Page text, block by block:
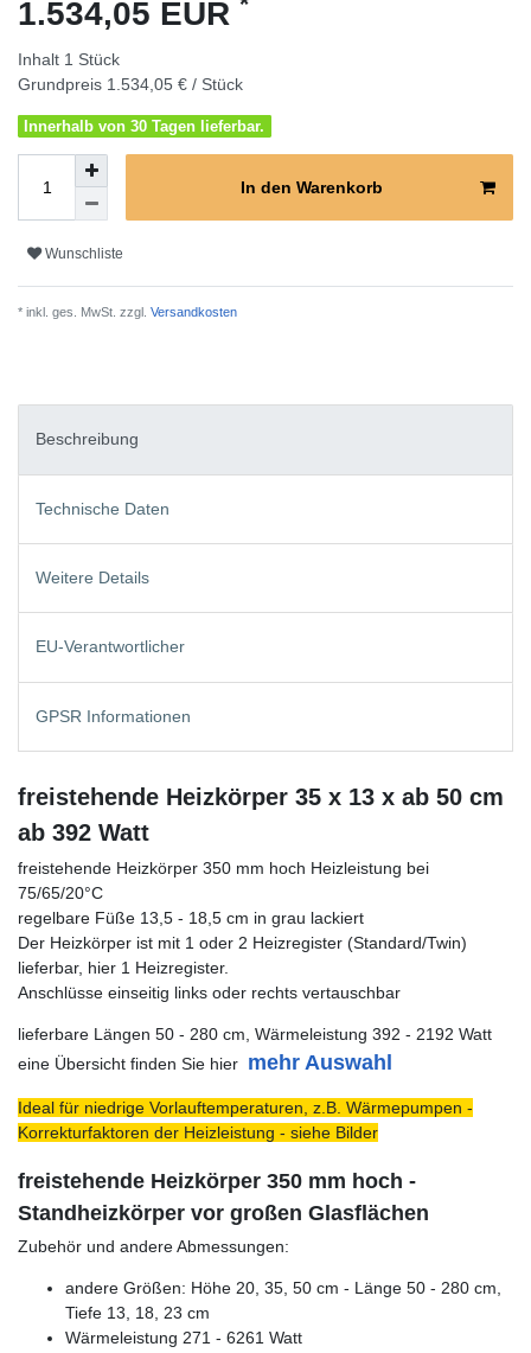
1.534,05 EUR
Inhalt 1 Stück
Grundpreis 1.534,05 € / Stück
Innerhalb von 30 Tagen lieferbar.
In den Warenkorb
Wunschliste
* inkl. ges. MwSt. zzgl. Versandkosten
Beschreibung
Technische Daten
Weitere Details
EU-Verantwortlicher
GPSR Informationen
freistehende Heizkörper 35 x 13 x ab 50 cm
ab 392 Watt
freistehende Heizkörper 350 mm hoch Heizleistung bei
75/65/20°C
regelbare Füße 13,5 - 18,5 cm in grau lackiert
Der Heizkörper ist mit 1 oder 2 Heizregister (Standard/Twin)
lieferbar, hier 1 Heizregister.
Anschlüsse einseitig links oder rechts vertauschbar
lieferbare Längen 50 - 280 cm, Wärmeleistung 392 - 2192 Watt
eine Übersicht finden Sie hier mehr Auswahl
Ideal für niedrige Vorlauftemperaturen, z.B. Wärmepumpen -
Korrekturfaktoren der Heizleistung - siehe Bilder
freistehende Heizkörper 350 mm hoch -
Standheizkörper vor großen Glasflächen
Zubehör und andere Abmessungen:
andere Größen: Höhe 20, 35, 50 cm - Länge 50 - 280 cm,
Tiefe 13, 18, 23 cm
Wärmeleistung 271 - 6261 Watt